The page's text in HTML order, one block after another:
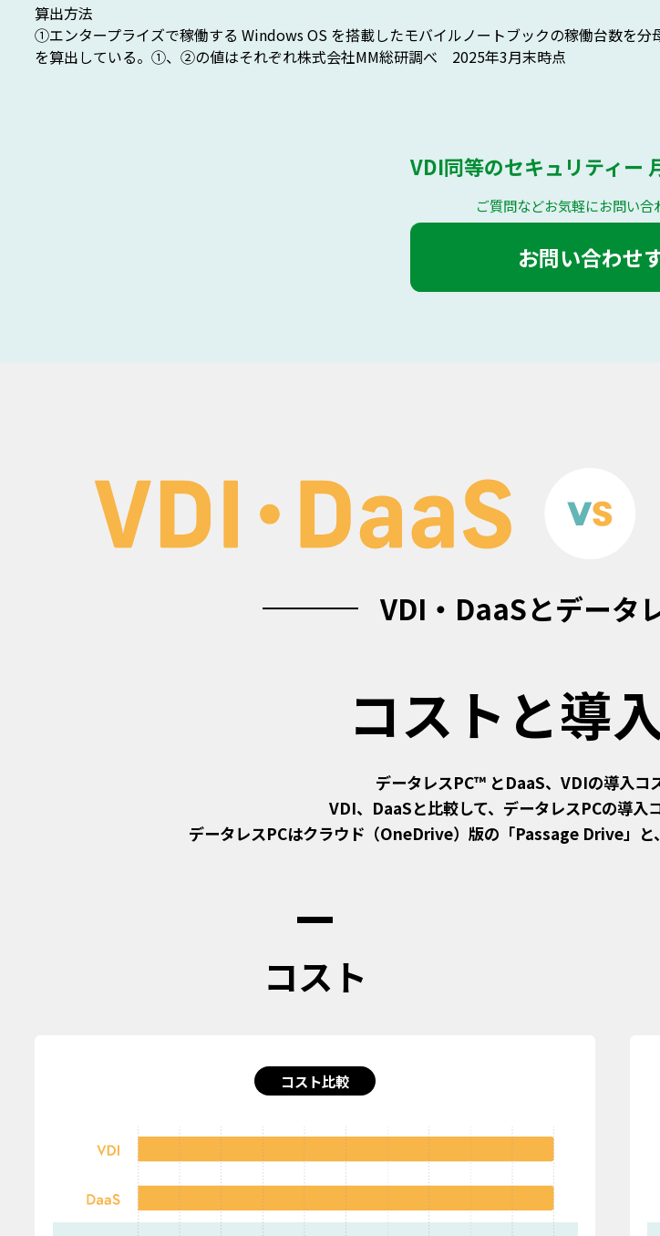
算出方法
①エンタープライズで稼働する Windows OS を搭載したモバイルノートブックの稼働台数を
を算出している。①、②の値はそれぞれ株式会社MM総研調べ 2025年3月末時点
VDI同等のセキュリティー
ご質問などお気軽にお問い合
お問い合わせ
VDI・DaaSとデータ
コストと導
データレスPC™ とDaaS、VDIの導入コ
VDI、DaaSと比較して、データレスPCの導入
データレスPCはクラウド（OneDrive）版の「Passage Drive」
コスト
コスト比較